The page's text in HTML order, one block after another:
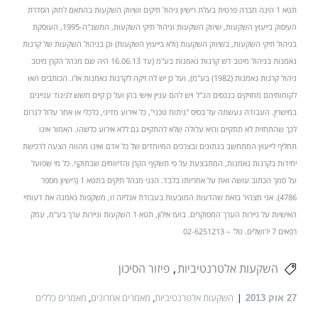
תטא 1 הינה חברה פרטית בעלת רישיון ניהול תיקים ושיווק השקעות בהתאם לחוק הסדרת
העיסוק בייעוץ השקעות, שיווק השקעות וניהול תיקי השקעות, התשנ"ה-1995, העוסקת
בניהול תיקי השקעות, בשיווק השקעות (ולא בייעוץ השקעות) וכן בניהול השקעות של קרנות
נאמנות בניהול מיטב דש קרנות נאמנות בע"מ (עד 16.06.13 היה שם מנהל הקרן מיטב
ניהול קרנות נאמנות (1982) בע"מ), ועל כן יש לה זיקה לקרנות נאמנות אלו. הכותבים ו/או
לקוחותיהם מחזיקים בנכסים הנ"ל ויש להם עניין אישי בהן ועל כן קיים חשש לניגוד עניינים
במישרין. העבודה נעשתה על בסיס "ניתוח טכני", כל אירוע מדיני, כלכלי או אחר עלול לגרום
לכך שהתחזית לא תתקיים והיא עלולה שלא להתקיים גם ללא אירוע כלשהו. האמור אינו
תחליף לייעוץ המתחשב בנתונים ובצרכים המיוחדים של כל אדם ואינו מהווה הצעה לרכישת
יחידות בקרנות נאמנות, המתבצעת על פי תשקיף הקרן והדיווחים שבתוקף. כל מי שפועל
על סמך הכתוב עושה זאת על אחריותו בלבד. הנני מנהל תיקים בתטא 1 (רישיון מספר
4786). אני מצהיר בזאת שהדעות המובעות בעבודת אנליזה זו, משקפות נאמנה את דעותיי
האישיות על ניירות הערך המסוקרים. בועז אילון, תטא 1 השקעות וניירות ערך בע"מ, עמק
רפאים 7 ירושלים. טל' – 02-6251213
השקעות אלטרנטיביות פיזור הסיכון
27 אוק 2013 השקעות אלטרנטיביות, מאמרים אחרונים, מאמרים כללים